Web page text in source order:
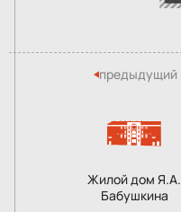
предыдущий
Жилой дом Я.А.
Бабушкина